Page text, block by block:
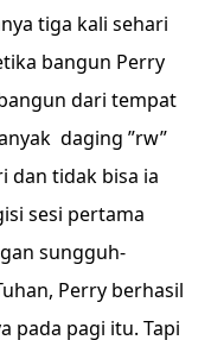
tiga kali sehari
bangun Perry
dari tempat
daging ”rw”
dan tidak bisa ia
sesi pertama
sungguh-
Perry berhasil
pada pagi itu. Tapi